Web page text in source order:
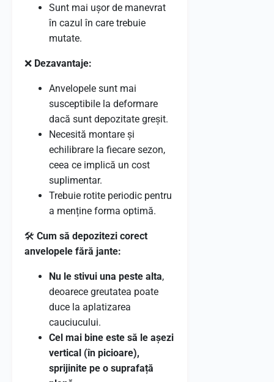
Sunt mai ușor de manevrat
în cazul în care trebuie
mutate.
❌ Dezavantaje:
Anvelopele sunt mai
susceptibile la deformare
dacă sunt depozitate greșit.
Necesită montare și
echilibrare la fiecare sezon,
ceea ce implică un cost
suplimentar.
Trebuie rotite periodic pentru
a menține forma optimă.
🛠️ Cum să depozitezi corect
anvelopele fără jante:
Nu le stivui una peste alta,
deoarece greutatea poate
duce la aplatizarea
cauciucului.
Cel mai bine este să le așezi
vertical (în picioare),
sprijinite pe o suprafață